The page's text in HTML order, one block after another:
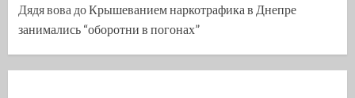
Дядя вова доКрышеванием наркотрафика в Днепре
занимались “оборотни в погонах”